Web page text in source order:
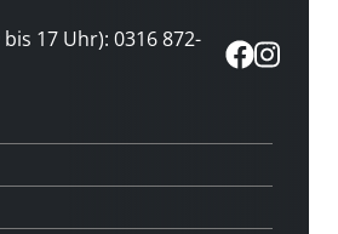
17 Uhr): 0316 872-